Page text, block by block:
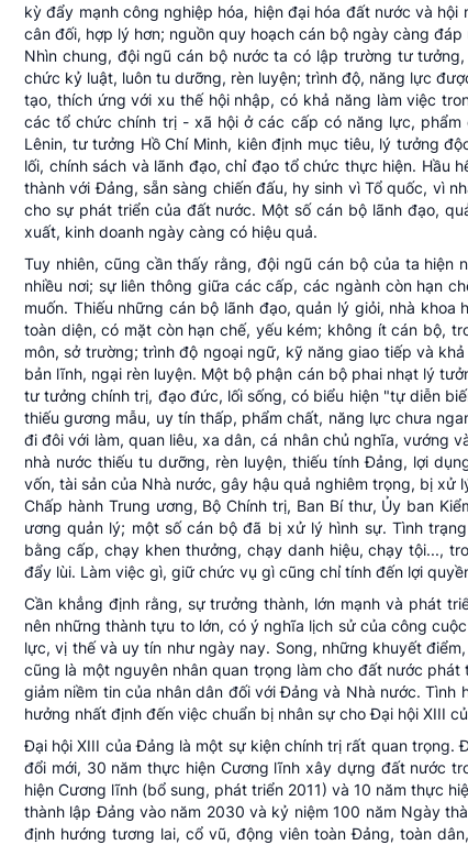
kỳ đẩy mạnh công nghiệp hóa, hiện đại hóa đất nước và
cân đối, hợp lý hơn; nguồn quy hoạch cán bộ ngày càng
Nhìn chung, đội ngũ cán bộ nước ta có lập trường tư
chức kỷ luật, luôn tu dưỡng, rèn luyện; trình độ, năng lực
tạo, thích ứng với xu thế hội nhập, có khả năng làm việc
các tổ chức chính trị - xã hội ở các cấp có năng lực,
Lênin, tư tưởng Hồ Chí Minh, kiên định mục tiêu, lý tưởng
lối, chính sách và lãnh đạo, chỉ đạo tổ chức thực hiện.
thành với Đảng, sẵn sàng chiến đấu, hy sinh vì Tổ quốc, vì
cho sự phát triển của đất nước. Một số cán bộ lãnh đạo,
xuất, kinh doanh ngày càng có hiệu quả.
Tuy nhiên, cũng cần thấy rằng, đội ngũ cán bộ của ta
nhiều nơi; sự liên thông giữa các cấp, các ngành còn hạn
muốn. Thiếu những cán bộ lãnh đạo, quản lý giỏi, nhà
toàn diện, có mặt còn hạn chế, yếu kém; không ít cán bộ,
môn, sở trường; trình độ ngoại ngữ, kỹ năng giao tiếp và
bản lĩnh, ngại rèn luyện. Một bộ phận cán bộ phai nhạt lý
tư tưởng chính trị, đạo đức, lối sống, có biểu hiện "tự diễn
thiếu gương mẫu, uy tín thấp, phẩm chất, năng lực chưa
đi đôi với làm, quan liêu, xa dân, cá nhân chủ nghĩa, vướng
nhà nước thiếu tu dưỡng, rèn luyện, thiếu tính Đảng, lợi
vốn, tài sản của Nhà nước, gây hậu quả nghiêm trọng, bị
Chấp hành Trung ương, Bộ Chính trị, Ban Bí thư, Ủy ban
ương quản lý; một số cán bộ đã bị xử lý hình sự. Tình
bằng cấp, chạy khen thưởng, chạy danh hiệu, chạy tội...,
đẩy lùi. Làm việc gì, giữ chức vụ gì cũng chỉ tính đến lợi
Cần khẳng định rằng, sự trưởng thành, lớn mạnh và phát
nên những thành tựu to lớn, có ý nghĩa lịch sử của công
lực, vị thế và uy tín như ngày nay. Song, những khuyết
cũng là một nguyên nhân quan trọng làm cho đất nước
giảm niềm tin của nhân dân đối với Đảng và Nhà nước.
hưởng nhất định đến việc chuẩn bị nhân sự cho Đại hội XIII
Đại hội XIII của Đảng là một sự kiện chính trị rất quan
đổi mới, 30 năm thực hiện Cương lĩnh xây dựng đất nước
hiện Cương lĩnh (bổ sung, phát triển 2011) và 10 năm thực
thành lập Đảng vào năm 2030 và kỷ niệm 100 năm Ngày
định hướng tương lai, cổ vũ, động viên toàn Đảng, toàn